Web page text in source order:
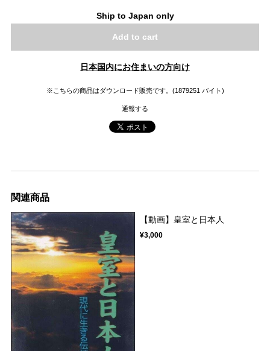
Ship to Japan only
Add to cart
日本国内にお住まいの方向け
※こちらの商品はダウンロード販売です。(1879251 バイト)
通報する
関連商品
【動画】皇室と日本人
¥3,000